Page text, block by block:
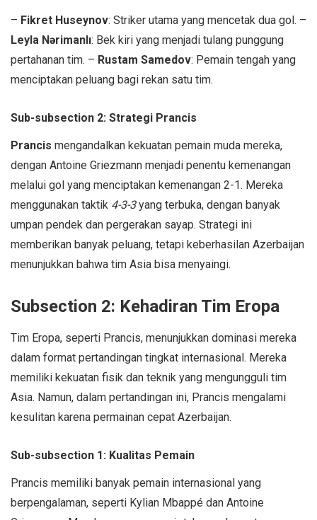
– Fikret Huseynov: Striker utama yang mencetak dua gol. –
Leyla Nərimanlı: Bek kiri yang menjadi tulang punggung
pertahanan tim. – Rustam Samedov: Pemain tengah yang
menciptakan peluang bagi rekan satu tim.
Sub-subsection 2: Strategi Prancis
Prancis mengandalkan kekuatan pemain muda mereka,
dengan Antoine Griezmann menjadi penentu kemenangan
melalui gol yang menciptakan kemenangan 2-1. Mereka
menggunakan taktik 4-3-3yang terbuka, dengan banyak
umpan pendek dan pergerakan sayap. Strategi ini
memberikan banyak peluang, tetapi keberhasilan Azerbaijan
menunjukkan bahwa tim Asia bisa menyaingi.
Subsection 2: Kehadiran Tim Eropa
Tim Eropa, seperti Prancis, menunjukkan dominasi mereka
dalam format pertandingan tingkat internasional. Mereka
memiliki kekuatan fisik dan teknik yang mengungguli tim
Asia. Namun, dalam pertandingan ini, Prancis mengalami
kesulitan karena permainan cepat Azerbaijan.
Sub-subsection 1: Kualitas Pemain
Prancis memiliki banyak pemain internasional yang
berpengalaman, seperti Kylian Mbappé dan Antoine